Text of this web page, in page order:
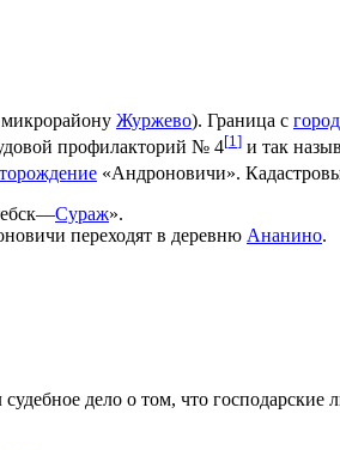
Журжево). Граница с
профилакторий № 4[1 ] и так
«Андроновичи».
Сураж».
переходят в деревню Ананино.
судебное дело о том, что